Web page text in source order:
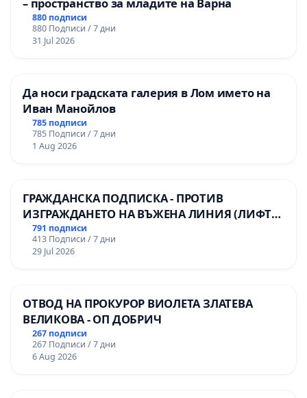
– пространство за младите на Варна
880 подписи
880 Подписи / 7 дни
31 Jul 2026
Да носи градската галерия в Лом името на
Иван Манойлов
785 подписи
785 Подписи / 7 дни
1 Aug 2026
ГРАЖДАНСКА ПОДПИСКА - ПРОТИВ
ИЗГРАЖДАНЕТО НА ВЪЖЕНА ЛИНИЯ (ЛИФТ)
НА ТЕРИТОРИЯТА НА ПРИРОДНА
ЗАБЕЛЕЖИТЕЛНОСТ „ХЪЛМ НА
ОСВОБОДИТЕЛИТЕ“ (БУНАРДЖИК)
791 подписи
413 Подписи / 7 дни
29 Jul 2026
ОТВОД НА ПРОКУРОР ВИОЛЕТА ЗЛАТЕВА
ВЕЛИКОВА - ОП ДОБРИЧ
267 подписи
267 Подписи / 7 дни
6 Aug 2026